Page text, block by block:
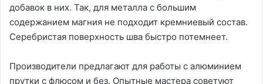
добавок в них. Так, для металла с большим
содержанием магния не подходит кремниевый состав.
Серебристая поверхность шва быстро потемнеет.
Производители предлагают для работы с алюминием
прутки с флюсом и без. Опытные мастера советуют